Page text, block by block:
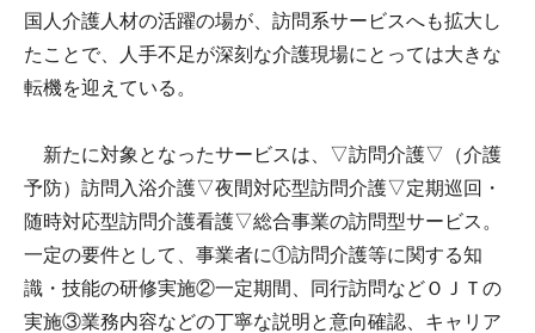
国人介護人材の活躍の場が、訪問系サービスへも拡大し
たことで、人手不足が深刻な介護現場にとっては大きな
転機を迎えている。
新たに対象となったサービスは、▽訪問介護▽（介護
予防）訪問入浴介護▽夜間対応型訪問介護▽定期巡回・
随時対応型訪問介護看護▽総合事業の訪問型サービス。
一定の要件として、事業者に①訪問介護等に関する知
識・技能の研修実施②一定期間、同行訪問などＯＪＴの
実施③業務内容などの丁寧な説明と意向確認、キャリア